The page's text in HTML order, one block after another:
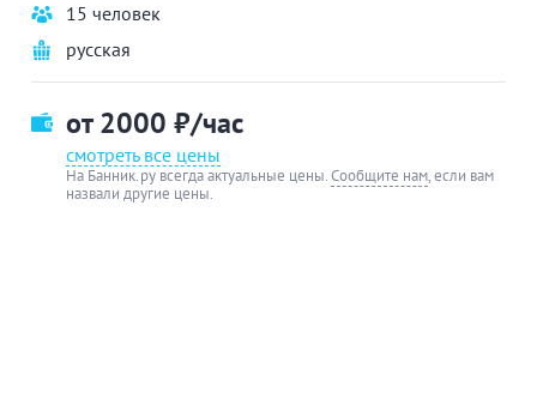
15 человек
русская
от 2000 ₽/час
смотреть все цены
На Банник.ру всегда актуальные цены.Сообщите нам, если вам
назвали другие цены.